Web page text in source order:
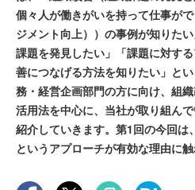
個々人が働きがいを持って仕事が
ジメント向上））の事例が知りた
課題を発見したい」「課題に対す
善につなげる方法を知りたい」と
務・経営企画部門の方に向け、組
活用法を中心に、当社が取り組ん
紹介していきます。第1回の今回は
というアプローチが有効な理由に触